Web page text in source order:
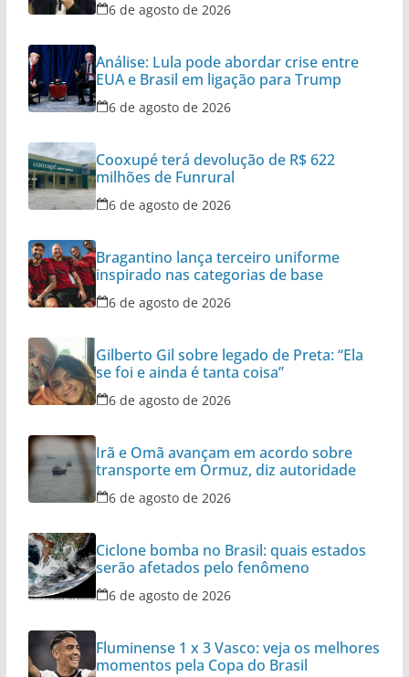
6 de agosto de 2026
Análise: Lula pode abordar crise entre
EUA e Brasil em ligação para Trump
6 de agosto de 2026
Cooxupé terá devolução de R$ 622
milhões de Funrural
6 de agosto de 2026
Bragantino lança terceiro uniforme
inspirado nas categorias de base
6 de agosto de 2026
Gilberto Gil sobre legado de Preta: “Ela
se foi e ainda é tanta coisa”
6 de agosto de 2026
Irã e Omã avançam em acordo sobre
transporte em Ormuz, diz autoridade
6 de agosto de 2026
Ciclone bomba no Brasil: quais estados
serão afetados pelo fenômeno
6 de agosto de 2026
Fluminense 1 x 3 Vasco: veja os melhores
momentos pela Copa do Brasil